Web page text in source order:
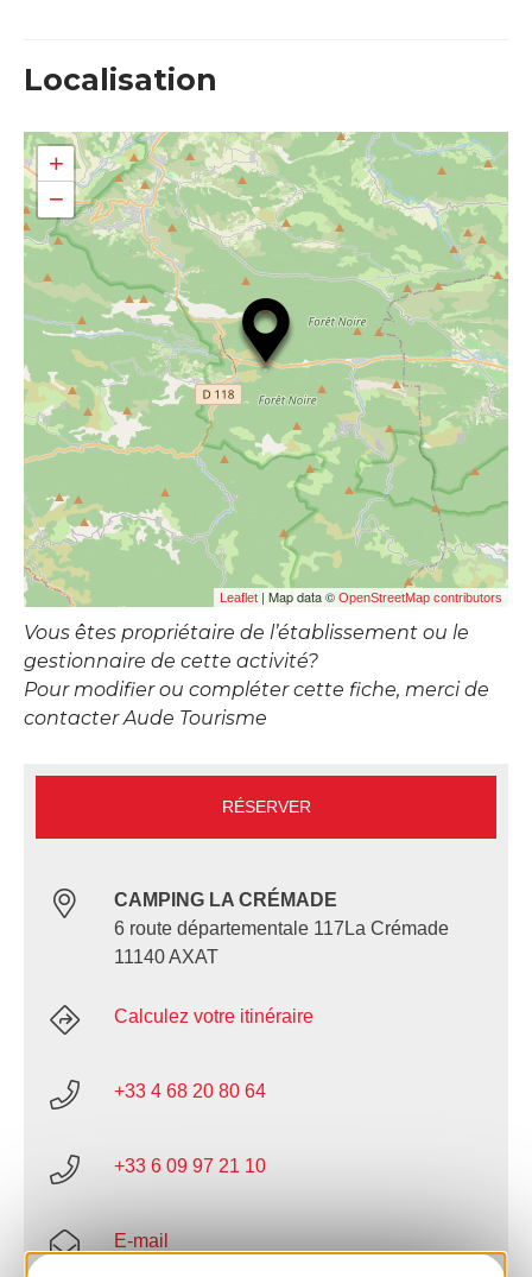
Localisation
+
−
Leaflet | Map data © OpenStreetMap contributors
Vous êtes propriétaire de l’établissement ou le
gestionnaire de cette activité?
Pour modifier ou compléter cette fiche, merci de
contacter Aude Tourisme
RÉSERVER
CAMPING LA CRÉMADE
6 route départementale 117La Crémade
11140 AXAT
Calculez votre itinéraire
+33 4 68 20 80 64
+33 6 09 97 21 10
E-mail